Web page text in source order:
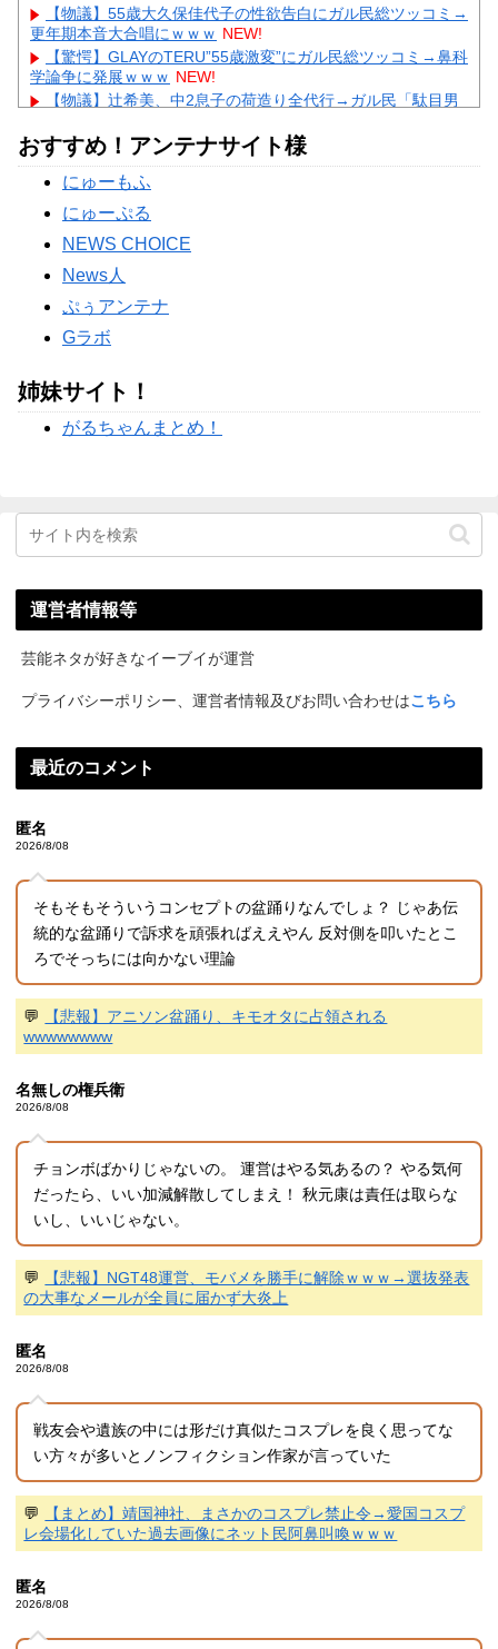
【物議】55歳大久保佳代子の性欲告白にガル民総ツッコミ→
更年期本音大合唱にｗｗｗ NEW!
【驚愕】GLAYのTERU”55歳激変”にガル民総ツッコミ→鼻科
学論争に発展ｗｗｗ NEW!
【物議】辻希美、中2息子の荷造り全代行→ガル民「駄目男
【衝撃】佐藤佳奈アナ電撃結婚→お相手はレインボー池田、
まさかの退社理由にｗｗｗ
【物議】高木美帆、歯列矯正で”別人級”の変化→心ない声に
ガル民ブチギレ擁護ｗｗｗ
Powered by livedoor 相互RSS
おすすめ！アンテナサイト様
にゅーもふ
にゅーぷる
NEWS CHOICE
News人
ぷぅアンテナ
Gラボ
姉妹サイト！
がるちゃんまとめ！
運営者情報等
芸能ネタが好きなイーブイが運営
プライバシーポリシー、運営者情報及びお問い合わせはこちら
最近のコメント
匿名
2026/8/08
そもそもそういうコンセプトの盆踊りなんでしょ？ じゃあ伝
統的な盆踊りで訴求を頑張ればええやん 反対側を叩いたとこ
ろでそっちには向かない理論
💬
【悲報】アニソン盆踊り、キモオタに占領される
wwwwwwww
名無しの権兵衛
2026/8/08
チョンボばかりじゃないの。 運営はやる気あるの？ やる気何
だったら、いい加減解散してしまえ！ 秋元康は責任は取らな
いし、いいじゃない。
💬
【悲報】NGT48運営、モバメを勝手に解除ｗｗｗ→選抜発表
の大事なメールが全員に届かず大炎上
匿名
2026/8/08
戦友会や遺族の中には形だけ真似たコスプレを良く思ってな
い方々が多いとノンフィクション作家が言っていた
💬
【まとめ】靖国神社、まさかのコスプレ禁止令→愛国コスプ
レ会場化していた過去画像にネット民阿鼻叫喚ｗｗｗ
匿名
2026/8/08